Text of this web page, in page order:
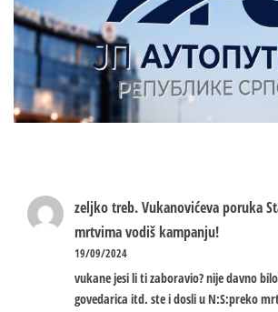
zeljko treb.Vukanovićeva poruka
mrtvima vodiš kampanju!
19/09/2024
vukane jesi li ti zaboravio? nije davno
govedarica itd. ste i dosli u N:S:preko